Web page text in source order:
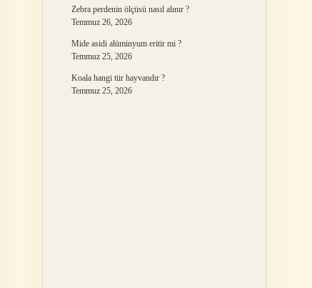
Zebra perdenin ölçüsü nasıl alınır ?
Temmuz 26, 2026
Mide asidi alüminyum eritir mi ?
Temmuz 25, 2026
Koala hangi tür hayvandır ?
Temmuz 25, 2026